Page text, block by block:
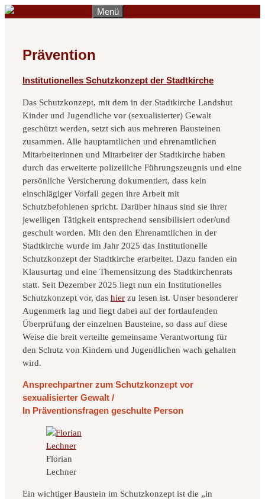
Zum
Menü
Prävention
Institutionelles Schutzkonzept der Stadtkirche
Das Schutzkonzept, mit dem in der Stadtkirche Landshut
Kinder und Jugendliche vor (sexualisierter) Gewalt
geschützt werden, setzt sich aus mehreren Bausteinen
zusammen. Alle hauptamtlichen und ehrenamtlichen
Mitarbeiterinnen und Mitarbeiter der Stadtkirche haben
durch das erweiterte polizeiliche Führungszeugnis und eine
persönliche Versicherung dokumentiert, dass kein
einschlägiger Vorfall gegen ihre Arbeit mit
Schutzbefohlenen spricht. Darüber hinaus sind sie ihrer
jeweiligen Tätigkeit entsprechend sensibilisiert oder/und
geschult worden. Mit den den Ehrenamtlichen in der
Stadtkirche wurde im Jahr 2025 das Institutionelle
Schutzkonzept der Stadtkirche erarbeitet. Dazu fanden ein
Klausurtag und eine Themensitzung des Stadtkirchenrats
statt. Seit Dezember 2025 liegt nun ein Institutionelles
Schutzkonzept vor, das hier zu lesen ist. Unser besonderer
Augenmerk lag und liegt dabei auf der fortlaufenden
Überprüfung der einzelnen Bausteine, so dass auf diese
Weise die breit verteilte gemeinsame Verantwortung für
den Schutz von Kindern und Jugendlichen wach gehalten
wird.
Ansprechpartner zum Schutzkonzept vor
sexualisierter Gewalt /
In Präventionsfragen geschulte Person
Florian
Lechner
Ein wichtiger Baustein im Schutzkonzept ist die „in